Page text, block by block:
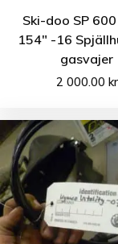
Ski-doo SP
154″ -16
gasvajer
2 000.00 kr